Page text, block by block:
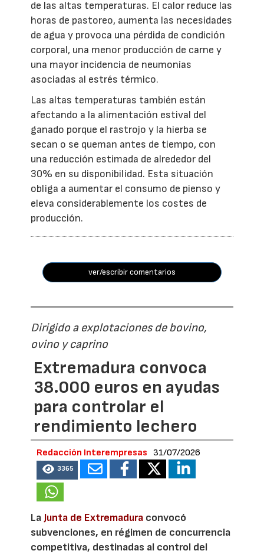
de las altas temperaturas. El calor reduce las
horas de pastoreo, aumenta las necesidades
de agua y provoca una pérdida de condición
corporal, una menor producción de carne y
una mayor incidencia de neumonías
asociadas al estrés térmico.
Las altas temperaturas también están
afectando a la alimentación estival del
ganado porque el rastrojo y la hierba se
secan o se queman antes de tiempo, con
una reducción estimada de alrededor del
30% en su disponibilidad. Esta situación
obliga a aumentar el consumo de pienso y
eleva considerablemente los costes de
producción.
ver/escribir comentarios
Dirigido a explotaciones de bovino,
ovino y caprino
Extremadura convoca
38.000 euros en ayudas
para controlar el
rendimiento lechero
Redacción Interempresas 31/07/2026
3365
La Junta de Extremadura convocó
subvenciones, en régimen de concurrencia
competitiva, destinadas al control del